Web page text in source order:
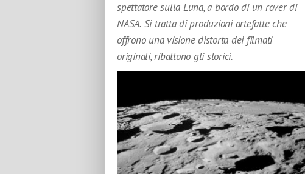
spettatore sulla Luna, a bordo di un rover di
NASA. Si tratta di produzioni artefatte che
offrono una visione distorta dei filmati
originali, ribattono gli storici.